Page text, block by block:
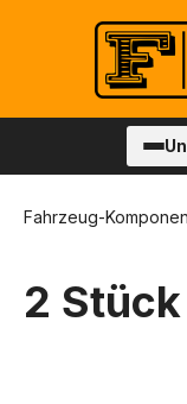
Zur
Fahrzeug-
2